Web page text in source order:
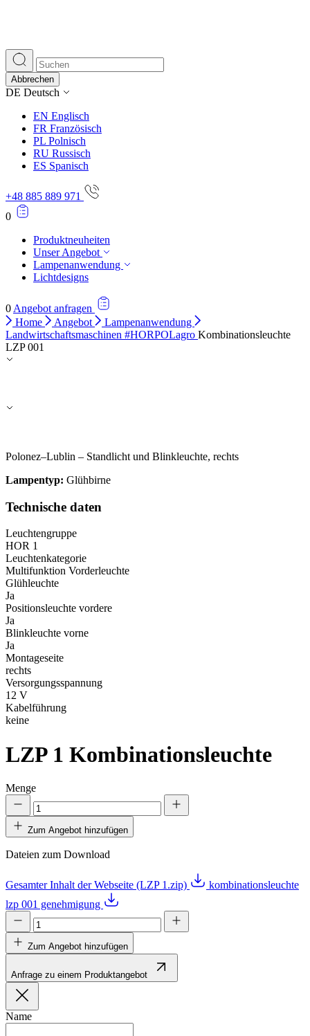
Abbrechen
DE Deutsch
EN Englisch
FR Französisch
PL Polnisch
RU Russisch
ES Spanisch
+48 885 889 971
0
Produktneuheiten
Unser Angebot
Lampenanwendung
Lichtdesigns
0 Angebot anfragen
Home
Angebot
Lampenanwendung
Landwirtschaftsmaschinen #HORPOLagro Kombinationsleuchte
LZP 001
Polonez–Lublin – Standlicht und Blinkleuchte, rechts
Lampentyp: Glühbirne
Technische daten
Leuchtengruppe
HOR 1
Leuchtenkategorie
Multifunktion Vorderleuchte
Glühleuchte
Ja
Positionsleuchte vordere
Ja
Blinkleuchte vorne
Ja
Montageseite
rechts
Versorgungsspannung
12 V
Kabelführung
keine
LZP 1 Kombinationsleuchte
Menge
Zum Angebot hinzufügen
Dateien zum Download
Gesamter Inhalt der Webseite (LZP 1.zip)
kombinationsleuchte
lzp 001 genehmigung
Zum Angebot hinzufügen
Anfrage zu einem Produktangebot
Name